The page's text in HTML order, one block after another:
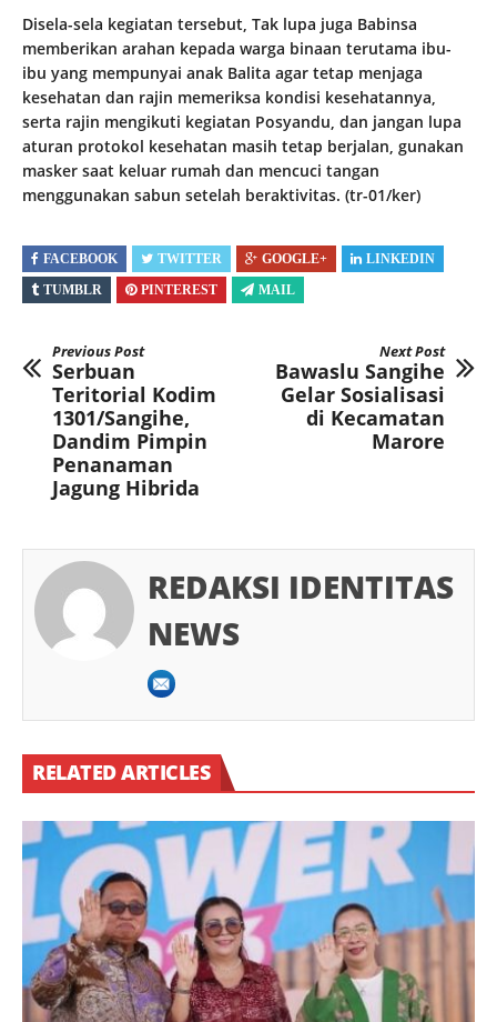
Disela-sela kegiatan tersebut, Tak lupa juga Babinsa
memberikan arahan kepada warga binaan terutama ibu-
ibu yang mempunyai anak Balita agar tetap menjaga
kesehatan dan rajin memeriksa kondisi kesehatannya,
serta rajin mengikuti kegiatan Posyandu, dan jangan lupa
aturan protokol kesehatan masih tetap berjalan, gunakan
masker saat keluar rumah dan mencuci tangan
menggunakan sabun setelah beraktivitas. (tr-01/ker)
FACEBOOK TWITTER GOOGLE+
LINKEDIN
TUMBLR
PINTEREST MAIL
Previous Post
Serbuan
Teritorial Kodim
1301/Sangihe,
Dandim Pimpin
Penanaman
Jagung Hibrida
Next Post
Bawaslu Sangihe
Gelar Sosialisasi
di Kecamatan
Marore
REDAKSI IDENTITAS
NEWS
RELATED ARTICLES